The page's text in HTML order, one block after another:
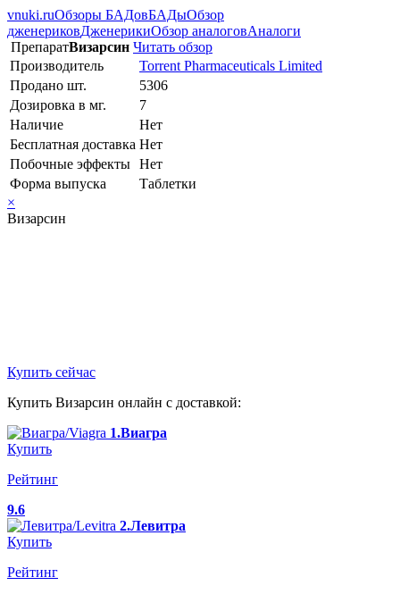
vnuki.ruОбзоры БАДовБАДыОбзор
дженериковДженерикиОбзор аналоговАналоги
ПрепаратВизарсин Читать обзор
Производитель
Torrent Pharmaceuticals Limited
Продано шт.
5306
Дозировка в мг.
7
Наличие
Нет
Бесплатная доставка Нет
Побочные эффекты Нет
Форма выпуска
Таблетки
×
Визарсин
Купить сейчас
Купить Визарсин онлайн с доставкой:
1.Виагра
Купить
Рейтинг
9.6
2.Левитра
Купить
Рейтинг